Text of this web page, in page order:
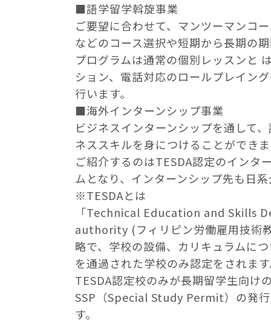
■語学留学斡旋事業
ご要望に合わせて、マンツーマンコ
などのコース選択や短期から長期の
プログラムは通常の個別レッスンと
ション、電話対応のロールプレイン
行います。
■海外インターンシップ事業
ビジネスインターンシップを通して
ネススキルを身につけることができ
ご紹介するのはTESDA認定のインタ
ムとなり、インターンシップ先も日
※TESDAとは
「Technical Education and Skills
authority (フィリピン労働雇用技術
略で、学校の設備、カリキュラムに
を通過された学校のみ認定をされま
TESDA認定校のみが長期留学生向け
SSP（Special Study Permit）の発
す。